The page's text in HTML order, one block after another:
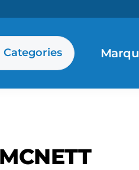
Categories
MCNETT